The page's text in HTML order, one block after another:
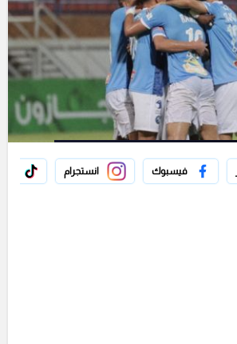
فيسبوك انستجرام